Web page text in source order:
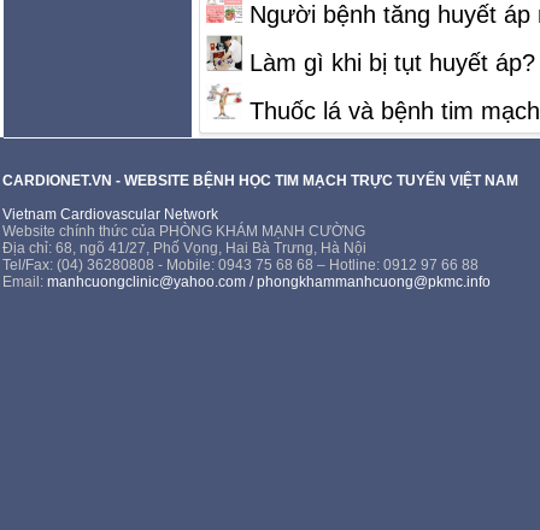
Người bệnh tăng huyết áp
Làm gì khi bị tụt huyết áp?
Thuốc lá và bệnh tim mạch
CARDIONET.VN - WEBSITE BỆNH HỌC TIM MẠCH TRỰC TUYẾN VIỆT NAM
Vietnam Cardiovascular Network
Website chính thức của PHÒNG KHÁM MẠNH CƯỜNG
Địa chỉ: 68, ngõ 41/27, Phố Vọng, Hai Bà Trưng, Hà Nội
Tel/Fax: (04) 36280808 - Mobile: 0943 75 68 68 – Hotline: 0912 97 66 88
Email:manhcuongclinic@yahoo.com /phongkhammanhcuong@pkmc.info